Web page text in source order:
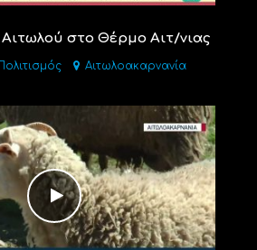
στο Θέρμο Αιτ/νιας
Αιτωλοακαρνανία